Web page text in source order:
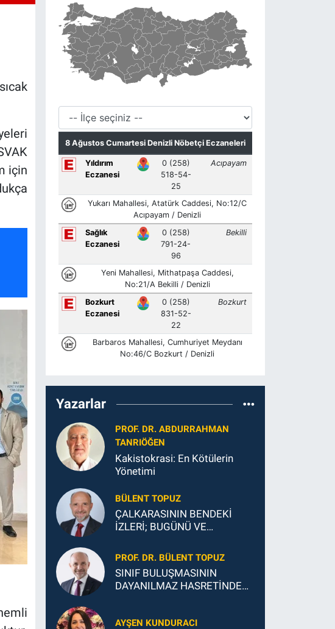
için
Yazarlar
PROF. DR. ABDURRAHMAN
TANRIÖĞEN
Kakistokrasi: En Kötülerin
Yönetimi
BÜLENT TOPUZ
ÇALKARASININ BENDEKİ
İZLERİ; BUGÜNÜ VE
PROF. DR. BÜLENT TOPUZ
SINIF BULUŞMASININ
DAYANILMAZ HASRETİNDEN
AYŞEN KUNDURACI